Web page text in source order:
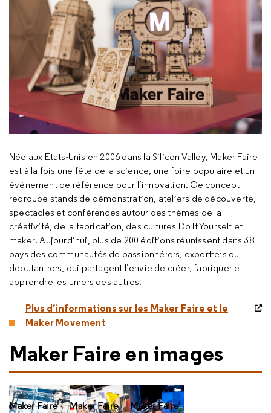
Née aux Etats-Unis en 2006 dans la Silicon Valley, Maker Faire
est à la fois une fête de la science, une foire populaire et un
événement de référence pour l’innovation. Ce concept
regroupe stands de démonstration, ateliers de découverte,
spectacles et conférences autour des thèmes de la
créativité, de la fabrication, des cultures Do It Yourself et
maker. Aujourd’hui, plus de 200 éditions réunissent dans 38
pays des communautés de passionné·e·s, expert·e·s ou
débutant·e·s, qui partagent l’envie de créer, fabriquer et
apprendre les un·e·s des autres.
Plus d’informations sur les Maker Faire et le
Maker Movement
Maker Faire en images
Maker Faire
Maker Faire
Maker Faire